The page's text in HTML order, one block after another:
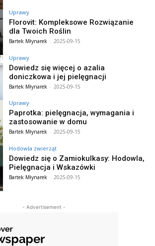
Uprawy
Florovit: Kompleksowe Rozwiązanie
dla Twoich Roślin
Bartek Młynarek - 2025-09-15
Uprawy
Dowiedz się więcej o azalia
doniczkowa i jej pielęgnacji
Bartek Młynarek - 2025-09-15
Uprawy
Paprotka: pielęgnacja, wymagania i
zastosowanie w domu
Bartek Młynarek - 2025-09-15
Hodowla zwierząt
Dowiedz się o Zamiokulkasy: Hodowla,
Pielęgnacja i Wskazówki
Bartek Młynarek - 2025-09-15
- Advertisement -